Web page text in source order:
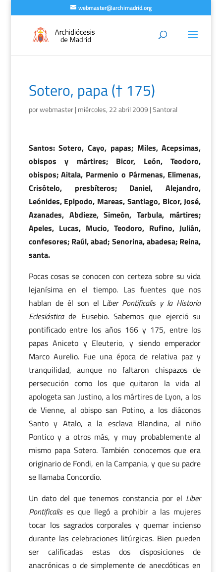
webmaster@archimadrid.org
Sotero, papa († 175)
porwebmaster| miércoles, 22 abril 2009 |Santoral
Santos: Sotero, Cayo, papas; Miles, Acepsimas,
obispos y mártires; Bicor, León, Teodoro,
obispos; Aitala, Parmenio o Pármenas, Elimenas,
Crisótelo, presbíteros; Daniel, Alejandro,
Leónides, Epipodo, Mareas, Santiago, Bicor, José,
Azanades, Abdieze, Simeón, Tarbula, mártires;
Apeles, Lucas, Mucio, Teodoro, Rufino, Julián,
confesores; Raúl, abad; Senorina, abadesa; Reina,
santa.
Pocas cosas se conocen con certeza sobre su vida
lejanísima en el tiempo. Las fuentes que nos
hablan de él son el Liber Pontificalis y la Historia
Eclesiásticade Eusebio. Sabemos que ejerció su
pontificado entre los años 166 y 175, entre los
papas Aniceto y Eleuterio, y siendo emperador
Marco Aurelio. Fue una época de relativa paz y
tranquilidad, aunque no faltaron chispazos de
persecución como los que quitaron la vida al
apologeta san Justino, a los mártires de Lyon, a los
de Vienne, al obispo san Potino, a los diáconos
Santo y Atalo, a la esclava Blandina, al niño
Pontico y a otros más, y muy probablemente al
mismo papa Sotero. También conocemos que era
originario de Fondi, en la Campania, y que su padre
se llamaba Concordio.
Un dato del que tenemos constancia por el Liber
Pontificalises que llegó a prohibir a las mujeres
tocar los sagrados corporales y quemar incienso
durante las celebraciones litúrgicas. Bien pueden
ser calificadas estas dos disposiciones de
anacrónicas o de simplemente de anecdóticas en